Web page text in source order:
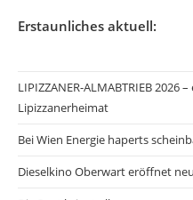
Erstaunliches aktuell:
LIPIZZANER-ALMABTRIEB 2026
Lipizzanerheimat
Bei Wien Energie haperts
Dieselkino Oberwart eröffnet